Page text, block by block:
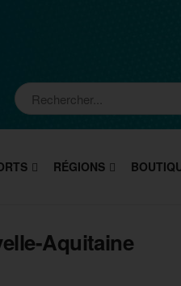
RÉGIONS
Aquitaine